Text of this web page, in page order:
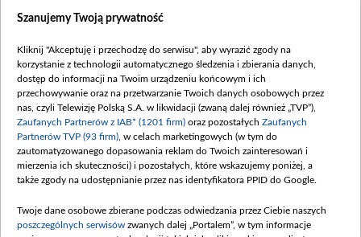
Szanujemy Twoją prywatność
Kliknij "Akceptuję i przechodzę do serwisu", aby wyrazić zgody na
korzystanie z technologii automatycznego śledzenia i zbierania danych,
dostęp do informacji na Twoim urządzeniu końcowym i ich
przechowywanie oraz na przetwarzanie Twoich danych osobowych przez
nas, czyli Telewizję Polską S.A. w likwidacji (zwaną dalej również „TVP”),
Zaufanych Partnerów z IAB* (1201 firm) oraz pozostałych Zaufanych
Partnerów TVP (93 firm) , w celach marketingowych (w tym do
zautomatyzowanego dopasowania reklam do Twoich zainteresowań i
mierzenia ich skuteczności) i pozostałych, które wskazujemy poniżej, a
także zgody na udostępnianie przez nas identyfikatora PPID do Google.
Twoje dane osobowe zbierane podczas odwiedzania przez Ciebie naszych
poszczególnych serwisów zwanych dalej „Portalem”, w tym informacje